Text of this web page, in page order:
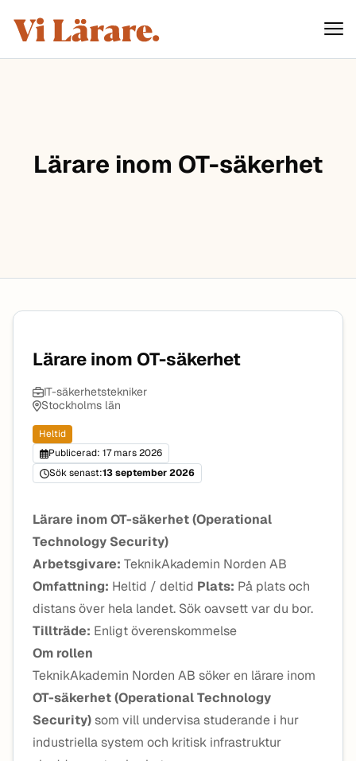
Hoppa till innehåll
ViLärare
Lärare inom OT-säkerhet
Lärare inom OT-säkerhet
IT-säkerhetstekniker
Stockholms län
Heltid
Publicerad: 17 mars 2026
Sök senast:13 september 2026
Lärare inom OT-säkerhet (Operational
Technology Security)
Arbetsgivare: TeknikAkademin Norden AB
Omfattning: Heltid / deltid Plats: På plats och
distans över hela landet. Sök oavsett var du bor.
Tillträde: Enligt överenskommelse
Om rollen
TeknikAkademin Norden AB söker en lärare inom
OT-säkerhet (Operational Technology
Security)som vill undervisa studerande i hur
industriella system och kritisk infrastruktur